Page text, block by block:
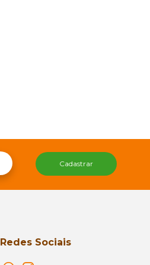
Cadastrar
Redes Sociais